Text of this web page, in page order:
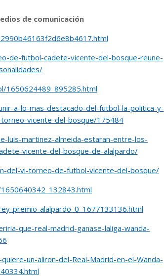
de comunicación
de-futbol-cadete-vicente-del-bosque-reune-
1650624489_895285.html
a-lo-mas-destacado-del-futbol-la-politica-y-
vicente-del-bosque/175484
luis-martinez-almeida-estaran-entre-los-
vicente-del-bosque-de-alalpardo/
del-vi-torneo-de-futbol-vicente-del-bosque/
premio-alalpardo_0_1677133136.html
que-real-madrid-ganase-laliga-wanda-
un-aliron-del-Real-Madrid-en-el-Wanda-